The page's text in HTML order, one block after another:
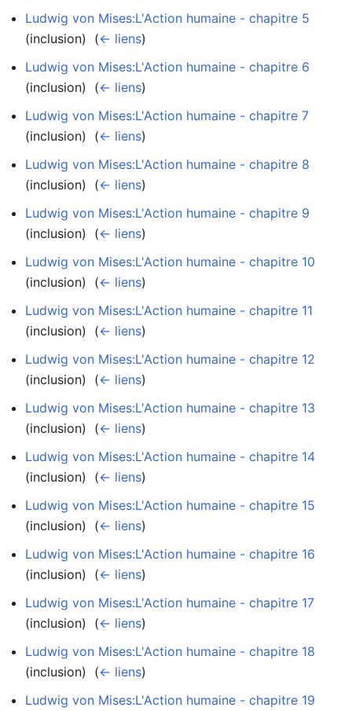
Ludwig von Mises:L'Action humaine - chapitre 5
(inclusion) ‎ (← liens)
Ludwig von Mises:L'Action humaine - chapitre 6
(inclusion) ‎ (← liens)
Ludwig von Mises:L'Action humaine - chapitre 7
(inclusion) ‎ (← liens)
Ludwig von Mises:L'Action humaine - chapitre 8
(inclusion) ‎ (← liens)
Ludwig von Mises:L'Action humaine - chapitre 9
(inclusion) ‎ (← liens)
Ludwig von Mises:L'Action humaine - chapitre 10
(inclusion) ‎ (← liens)
Ludwig von Mises:L'Action humaine - chapitre 11
(inclusion) ‎ (← liens)
Ludwig von Mises:L'Action humaine - chapitre 12
(inclusion) ‎ (← liens)
Ludwig von Mises:L'Action humaine - chapitre 13
(inclusion) ‎ (← liens)
Ludwig von Mises:L'Action humaine - chapitre 14
(inclusion) ‎ (← liens)
Ludwig von Mises:L'Action humaine - chapitre 15
(inclusion) ‎ (← liens)
Ludwig von Mises:L'Action humaine - chapitre 16
(inclusion) ‎ (← liens)
Ludwig von Mises:L'Action humaine - chapitre 17
(inclusion) ‎ (← liens)
Ludwig von Mises:L'Action humaine - chapitre 18
(inclusion) ‎ (← liens)
Ludwig von Mises:L'Action humaine - chapitre 19